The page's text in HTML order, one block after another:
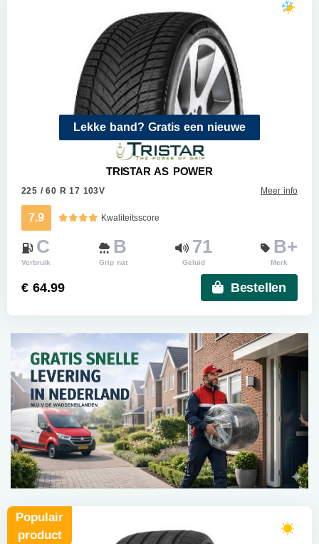
Lekke band? Gratis een nieuwe
TRISTAR AS POWER
225 / 60 R 17 103V Meer info
7.9 Kwaliteitsscore
C
Verbruik
B
Grip nat
71
Geluid
B+
Merk
€ 64.99 Bestellen
Populair
product